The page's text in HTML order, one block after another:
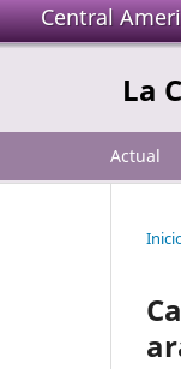
Central
La
Actual